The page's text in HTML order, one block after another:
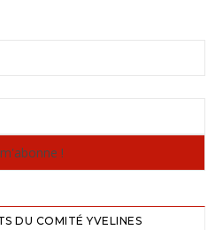
DU COMITÉ YVELINES